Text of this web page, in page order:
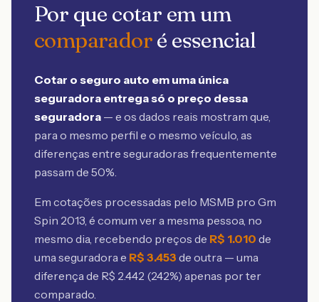
Por que cotar em um
comparadoré essencial
Cotar o seguro auto em uma única
seguradora entrega só o preço dessa
seguradora — e os dados reais mostram que,
para o mesmo perfil e o mesmo veículo, as
diferenças entre seguradoras frequentemente
passam de 50%.
Em cotações processadas pelo MSMB pro Gm
Spin 2013, é comum ver a mesma pessoa, no
mesmo dia, recebendo preços de R$ 1.010 de
uma seguradora e R$ 3.453 de outra — uma
diferença de R$ 2.442 (242%) apenas por ter
comparado.